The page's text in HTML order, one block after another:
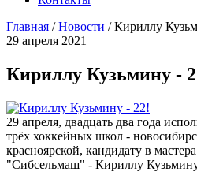
Главная /Новости /Кириллу
29 апреля 2021
Кириллу Кузьмину -
29 апреля, двадцать два года
трёх хоккейных школ -
красноярской, кандидату в
"Сибсельмаш" - Кириллу